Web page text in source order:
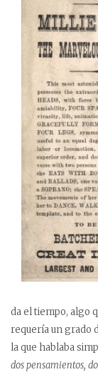
da el tiempo, algo
requería un grado
la que hablaba
dos pensamientos,